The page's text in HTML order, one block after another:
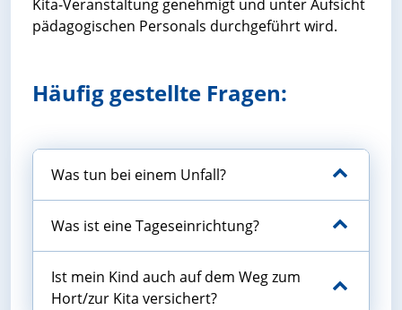
Kita-Veranstaltung genehmigt und unter Aufsicht
pädagogischen Personals durchgeführt wird.
Häufig gestellte Fragen:
Was tun bei einem Unfall?
Was ist eine Tageseinrichtung?
Ist mein Kind auch auf dem Weg zum
Hort/zur Kita versichert?